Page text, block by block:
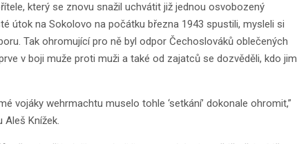
který se znovu snažil uchvátit již jednou osvobozený
útok na Sokolovo na počátku března 1943 spustili, mysleli si
Tak ohromující pro ně byl odpor Čechoslováků oblečených
v boji muže proti muži a také od zajatců se dozvěděli, kdo jim
vojáky wehrmachtu muselo tohle ‘setkání’ dokonale ohromit,”
Knížek.